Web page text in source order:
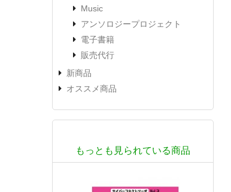
Music
アンソロジープロジェクト
電子書籍
販売代行
新商品
オススメ商品
もっとも見られている商品